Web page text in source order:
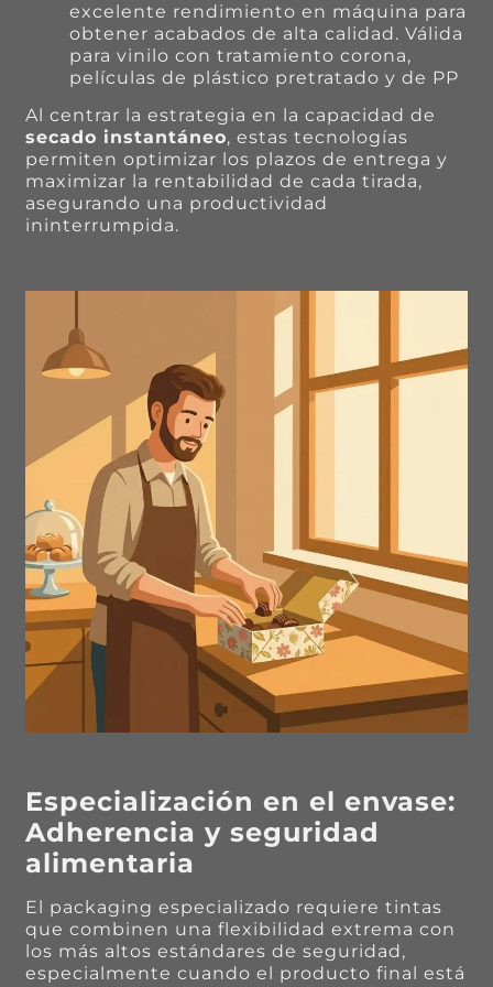
excelente rendimiento en máquina para
obtener acabados de alta calidad. Válida
para vinilo con tratamiento corona,
películas de plástico pretratado y de PP
Al centrar la estrategia en la capacidad de
secado instantáneo, estas tecnologías
permiten optimizar los plazos de entrega y
maximizar la rentabilidad de cada tirada,
asegurando una productividad
ininterrumpida.
Especialización en el envase:
Adherencia y seguridad
alimentaria
El packaging especializado requiere tintas
que combinen una flexibilidad extrema con
los más altos estándares de seguridad,
especialmente cuando el producto final está